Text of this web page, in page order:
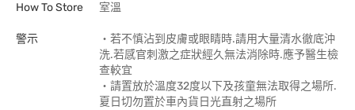
How To Store 室溫
警示
‧若不慎沾到皮膚或眼睛時.請用大量清水徹底沖
洗.若感官刺激之症狀經久無法消除時.應予醫生檢
查較宜
‧請置放於溫度32度以下及孩童無法取得之場所.
夏日切勿置於車內貨日光直射之場所